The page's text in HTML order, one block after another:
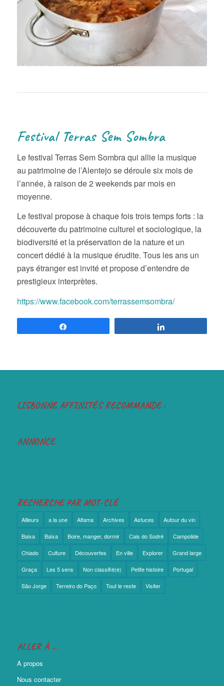
Festival Terras Sem Sombra
Le festival Terras Sem Sombra qui allie la musique
au patrimoine de l’Alentejo se déroule six mois de
l’année, à raison de 2 weekends par mois en
moyenne.
Le festival propose à chaque fois trois temps forts : la
découverte du patrimoine culturel et sociologique, la
biodiversité et la préservation de la nature et un
concert dédié à la musique érudite. Tous les ans un
pays étranger est invité et propose d’entendre de
prestigieux interprètes.
https://www.facebook.com/terrassemsombra/
LISBONNE AFFINITÉS RECOMMANDE :
ANNONCE
RECHERCHE PAR MOT-CLÉ
Ailleurs a la une Alfama Archives Astuces Autour du vin
Baixa Baixa Boire, manger, dormir Cais do Sodré Campolide
Chiado Culture Découvertes En ville Explorer Grand large
Graça Les 5 sens Non classifié(e) Petite histoire Portugal
São Jorge Terreiro do Paço Tout le reste Visiter
ALLER À …
A propos
Nous contacter